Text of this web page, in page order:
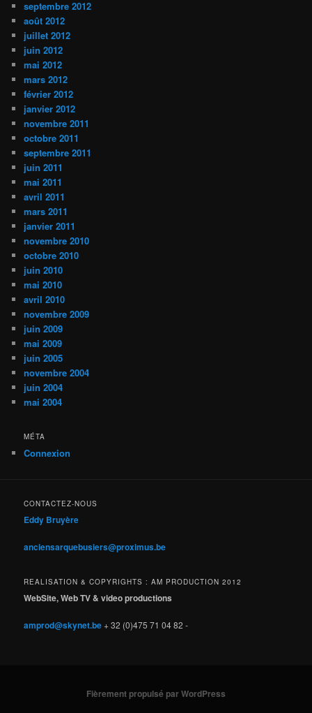
septembre 2012
août 2012
juillet 2012
juin 2012
mai 2012
mars 2012
février 2012
janvier 2012
novembre 2011
octobre 2011
septembre 2011
juin 2011
mai 2011
avril 2011
mars 2011
janvier 2011
novembre 2010
octobre 2010
juin 2010
mai 2010
avril 2010
novembre 2009
juin 2009
mai 2009
juin 2005
novembre 2004
juin 2004
mai 2004
MÉTA
Connexion
CONTACTEZ-NOUS
Eddy Bruyère
anciensarquebusiers@proximus.be
REALISATION & COPYRIGHTS : AM PRODUCTION 2012
WebSite, Web TV & video productions
amprod@skynet.be+ 32 (0)475 71 04 82 -
Fièrement propulsé par WordPress